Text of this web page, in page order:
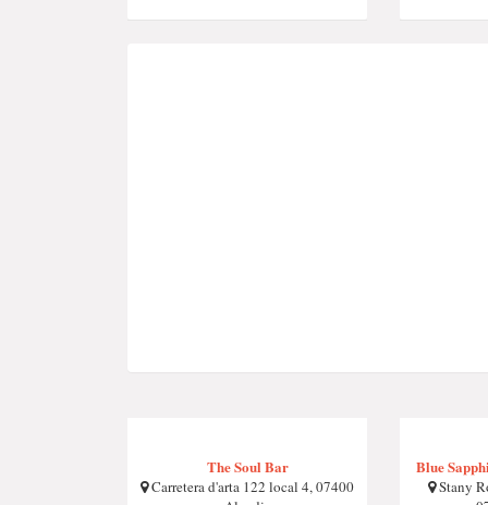
The Soul Bar
Carretera d'arta 122 local 4, 07400
Blue
Stany